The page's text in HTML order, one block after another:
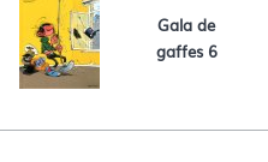
Gala de
gaffes 6